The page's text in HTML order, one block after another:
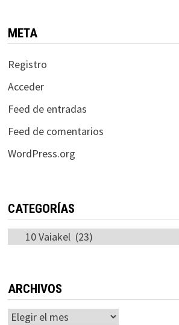
META
Registro
Acceder
Feed de entradas
Feed de comentarios
WordPress.org
CATEGORÍAS
Categorías
ARCHIVOS
Archivos